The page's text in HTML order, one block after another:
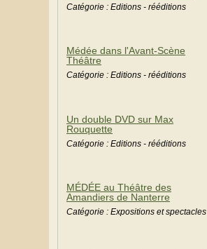
Catégorie : Editions - rééditions
Médée dans l'Avant-Scène
Théâtre
Catégorie : Editions - rééditions
Un double DVD sur Max
Rouquette
Catégorie : Editions - rééditions
MÉDÉE au Théâtre des
Amandiers de Nanterre
Catégorie : Expositions et spectacles